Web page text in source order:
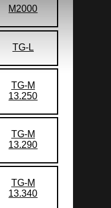
M2000
TG-L
TG-M
13.250
TG-M
13.290
TG-M
13.340